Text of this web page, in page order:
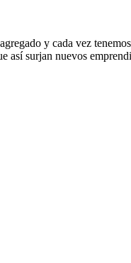
y cada vez
surjan nuevos